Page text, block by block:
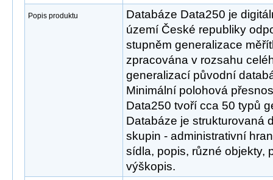
Popis produktu
Databáze Data250 je
území České republiky
stupněm generalizace
zpracována v rozsahu
generalizací původní
Minimální polohová
Data250 tvoří cca 50 typů
Databáze je strukturovaná
skupin - administrativní
sídla, popis, různé objekty,
výškopis.